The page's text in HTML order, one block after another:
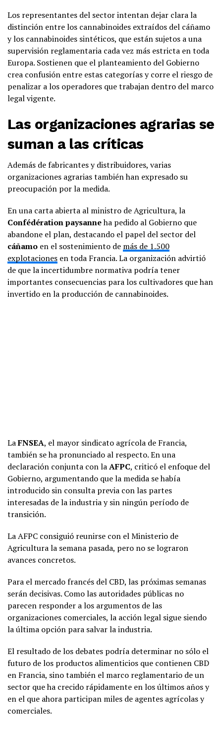
Los representantes del sector intentan dejar clara la
distinción entre los cannabinoides extraídos del cáñamo
y los cannabinoides sintéticos, que están sujetos a una
supervisión reglamentaria cada vez más estricta en toda
Europa. Sostienen que el planteamiento del Gobierno
crea confusión entre estas categorías y corre el riesgo de
penalizar a los operadores que trabajan dentro del marco
legal vigente.
Las organizaciones agrarias se
suman a las críticas
Además de fabricantes y distribuidores, varias
organizaciones agrarias también han expresado su
preocupación por la medida.
En una carta abierta al ministro de Agricultura, la
Confédération paysanneha pedido al Gobierno que
abandone el plan, destacando el papel del sector del
cáñamo en el sostenimiento de más de 1.500
explotaciones en toda Francia. La organización advirtió
de que la incertidumbre normativa podría tener
importantes consecuencias para los cultivadores que han
invertido en la producción de cannabinoides.
LaFNSEA, el mayor sindicato agrícola de Francia,
también se ha pronunciado al respecto. En una
declaración conjunta con laAFPC, criticó el enfoque del
Gobierno, argumentando que la medida se había
introducido sin consulta previa con las partes
interesadas de la industria y sin ningún período de
transición.
La AFPC consiguió reunirse con el Ministerio de
Agricultura la semana pasada, pero no se lograron
avances concretos.
Para el mercado francés del CBD, las próximas semanas
serán decisivas. Como las autoridades públicas no
parecen responder a los argumentos de las
organizaciones comerciales, la acción legal sigue siendo
la última opción para salvar la industria.
El resultado de los debates podría determinar no sólo el
futuro de los productos alimenticios que contienen CBD
en Francia, sino también el marco reglamentario de un
sector que ha crecido rápidamente en los últimos años y
en el que ahora participan miles de agentes agrícolas y
comerciales.